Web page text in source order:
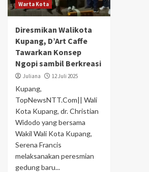
Warta Kota
Diresmikan Walikota
Kupang, D’Art Caffe
Tawarkan Konsep
Ngopi sambil Berkreasi
Juliana 12 Juli 2025
Kupang,
TopNewsNTT.Com|| Wali
Kota Kupang, dr. Christian
Widodo yang bersama
Wakil Wali Kota Kupang,
Serena Francis
melaksanakan peresmian
gedung baru...